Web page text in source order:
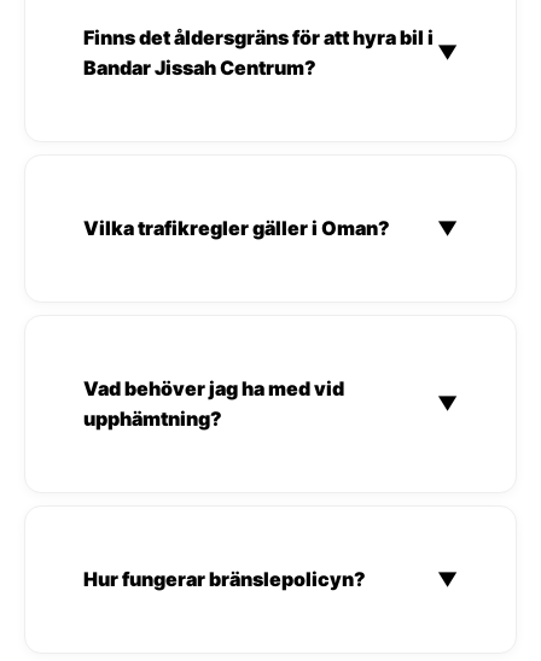
Finns det åldersgräns för att hyra bil i
Bandar Jissah Centrum?
▼
Vilka trafikregler gäller i Oman? ▼
Vad behöver jag ha med vid
upphämtning?
▼
Hur fungerar bränslepolicyn? ▼